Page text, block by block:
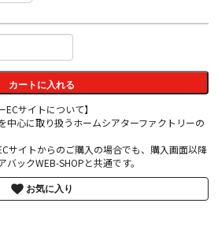
カートに入れる
ECサイトについて】
中心に取り扱うホームシアターファクトリーの
サイトからのご購入の場合でも、購入画面以降
ックWEB-SHOPと共通です。
お気に入り